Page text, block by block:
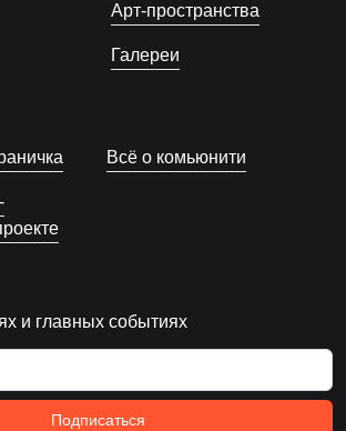
Арт-пространства
Галереи
Всё о комьюнити
и главных событиях
Подписаться